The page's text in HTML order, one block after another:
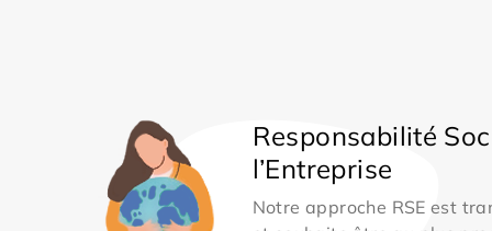
Responsabilité
l’Entreprise
Notre approche RSE est